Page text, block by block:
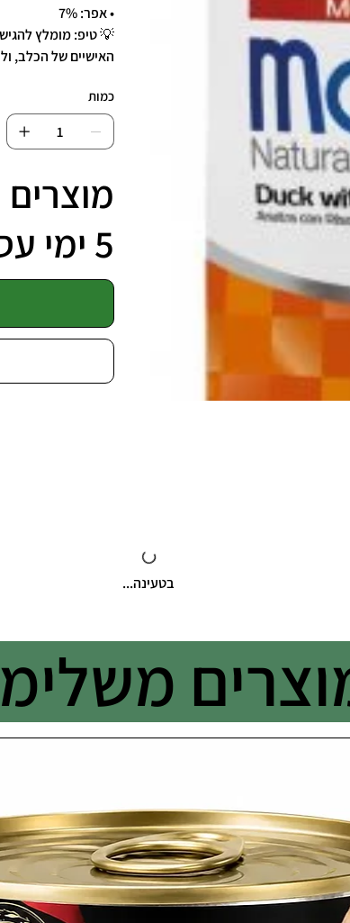
• אפר: 7%
💡 טיפ: מומלץ
האישיים של הכלב,
כמות
5 ימי עסקים
בטעינה...